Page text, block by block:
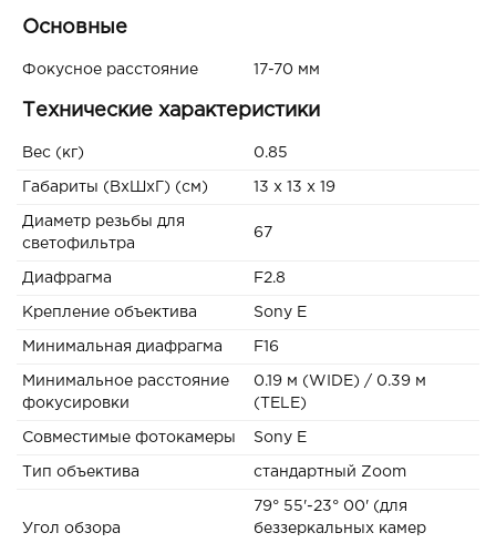
Основные
Фокусное расстояние 17-70 мм
Технические характеристики
Вес (кг) 0.85
Габариты (ВxШxГ) (см) 13 x 13 x 19
Диаметр резьбы для
светофильтра
67
Диафрагма F2.8
Крепление объектива Sony E
Минимальная диафрагма F16
Минимальное расстояние
фокусировки
0.19 м (WIDE) / 0.39 м
(TELE)
Совместимые фотокамеры Sony E
Тип объектива стандартный Zoom
Угол обзора
79° 55'-23° 00' (для
беззеркальных камер